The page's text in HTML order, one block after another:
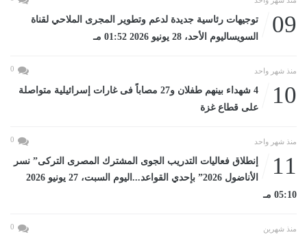
09
توجيهات رئاسية جديدة لدعم وتطوير المجرى الملاحي لقناة
السويساليوم الأحد، 28 يونيو 2026 01:52 مـ
منذ شهر واحد 0
10
4 شهداء بينهم طفلان و27 مصاباً فى غارات إسرائيلية متواصلة
على قطاع غزة
منذ شهر واحد 0
11
إنطلاق فعاليات التدريب الجوى المشترك المصرى التركى” نسر
الأناضول 2026” بإحدي القواعد...اليوم السبت، 27 يونيو 2026
05:10 مـ
منذ شهرين 0